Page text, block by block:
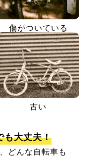
傷がついている
古い
も大丈夫！
どんな自転車も